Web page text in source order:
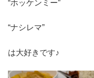
“ホッケンミー”
“ナシレマ”
は大好きです♪